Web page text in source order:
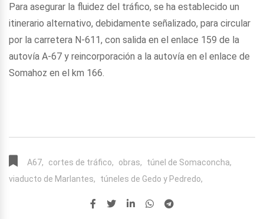
Para asegurar la fluidez del tráfico, se ha establecido un
itinerario alternativo, debidamente señalizado, para circular
por la carretera N-611, con salida en el enlace 159 de la
autovía A-67 y reincorporación a la autovía en el enlace de
Somahoz en el km 166.
A67, cortes de tráfico, obras,
túnel de Somaconcha,
viaducto de Marlantes,
túneles de Gedo y Pedredo,